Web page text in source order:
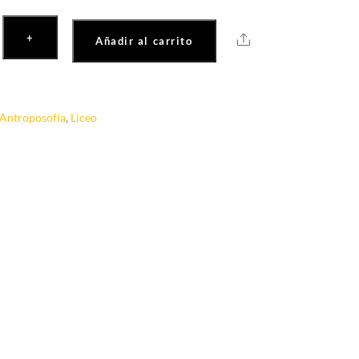
+ Añadir al carrito Share
Antroposofía, Liceo